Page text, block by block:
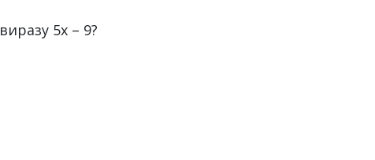
5х – 9?